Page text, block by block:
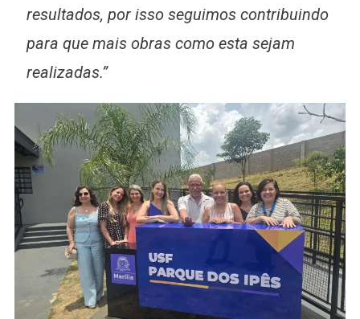
resultados, por isso seguimos contribuindo
para que mais obras como esta sejam
realizadas.”